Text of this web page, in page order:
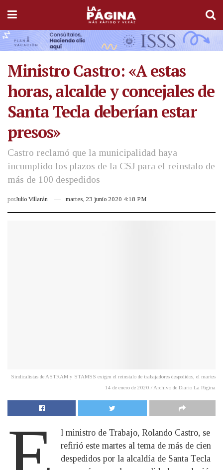
Ministro Castro: «A estas
horas, alcalde y concejales de
Santa Tecla deberían estar
presos»
Castro reclamó que la municipalidad haya
incumplido los plazos de la CSJ para el reinstalo de
más de 100 despedidos
porJulio Villarán martes, 23 junio 2020 4:18 PM
Sindicalistas de ASTRAM y STAMSS exigen el reinstalo de trabajadores despedidos, el martes
14 de enero de 2020./ Archivo de Diario La Página
l ministro de Trabajo, Rolando Castro, se
refirió este martes al tema de más de cien
despedidos por la alcaldía de Santa Tecla